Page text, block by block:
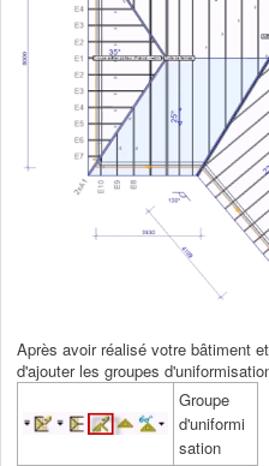
Après avoir réalisé votre bâtiment
d'ajouter les groupes
Groupe
d'uniformi
sation